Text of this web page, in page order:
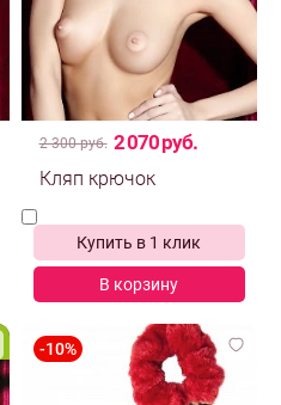
2 070 руб.
2 300 руб.
Купить в 1 клик
В корзину